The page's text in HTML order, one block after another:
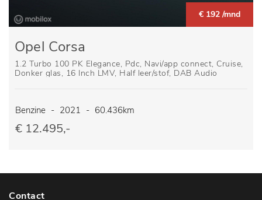
€ 192 /mnd
Opel Corsa
1.2 Turbo 100 PK Elegance, Pdc, Navi/app connect, Cruise,
Donker glas, 16 Inch LMV, Half leer/stof, DAB Audio
Benzine - 2021 - 60.436km
€ 12.495,-
Contact